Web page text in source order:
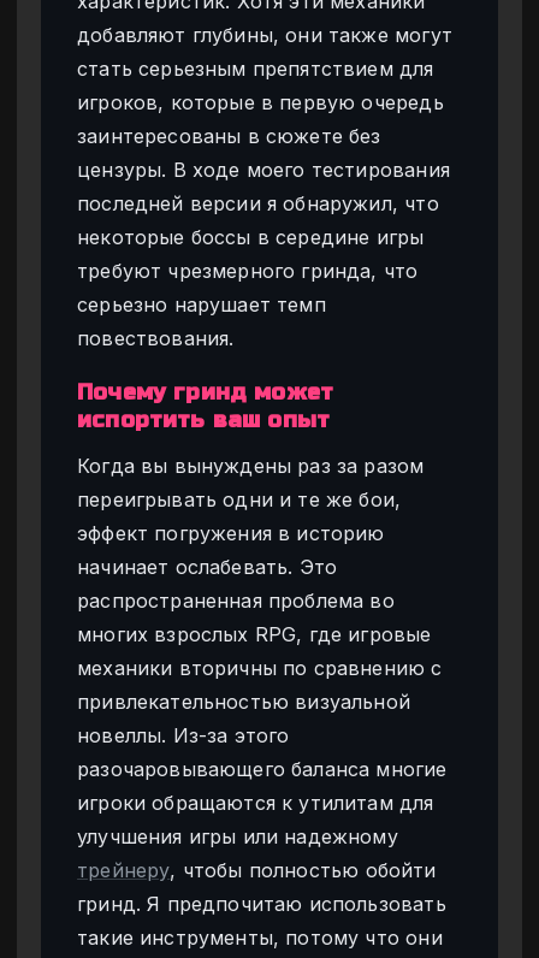
добавляют глубины, они также могут
стать серьезным препятствием для
игроков, которые в первую очередь
заинтересованы в сюжете без
цензуры. В ходе моего тестирования
последней версии я обнаружил, что
некоторые боссы в середине игры
требуют чрезмерного гринда, что
серьезно нарушает темп
повествования.
Почему гринд может
испортить ваш опыт
Когда вы вынуждены раз за разом
переигрывать одни и те же бои,
эффект погружения в историю
начинает ослабевать. Это
распространенная проблема во
многих взрослых RPG, где игровые
механики вторичны по сравнению с
привлекательностью визуальной
новеллы. Из-за этого
разочаровывающего баланса многие
игроки обращаются к утилитам для
улучшения игры или надежному
трейнеру, чтобы полностью обойти
гринд. Я предпочитаю использовать
такие инструменты, потому что они